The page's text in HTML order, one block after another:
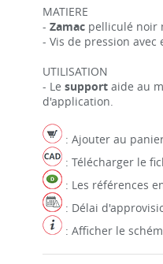
MATIERE
- Zamacpelliculé noir
- Vis de pression avec
UTILISATION
- Le supportaide au
d'application.
: Ajouter au
: Télécharger le
: Les références
: Délai
: Afficher le